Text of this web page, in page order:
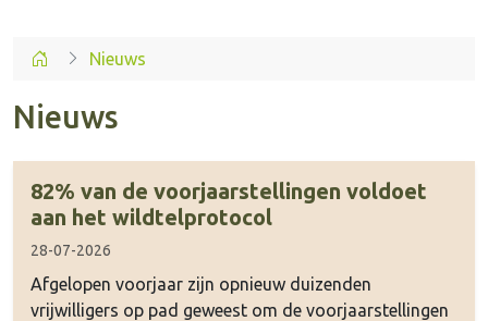
Nieuws
Nieuws
82% van de voorjaarstellingen voldoet
aan het wildtelprotocol
28-07-2026
Afgelopen voorjaar zijn opnieuw duizenden
vrijwilligers op pad geweest om de voorjaarstellingen